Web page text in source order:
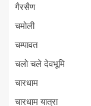
गैरसैण
चमोली
चम्पावत
चलो चले देवभूमि
चारधाम
चारधाम यात्रा